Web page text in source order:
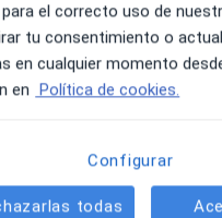
& aseguradoras
aseguradoras
el correcto uso de
tu consentimiento o
en cualquier momento
en Política de cookies.
Configurar
todas